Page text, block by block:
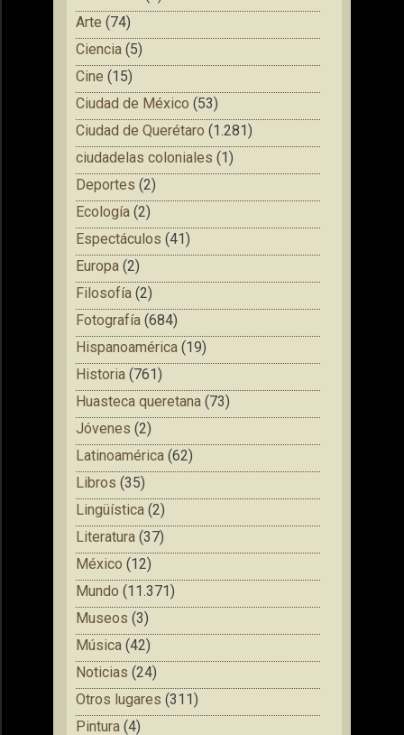
Arte (74)
Ciencia (5)
Cine (15)
Ciudad de México (53)
Ciudad de Querétaro (1.281)
ciudadelas coloniales (1)
Deportes (2)
Ecología (2)
Espectáculos (41)
Europa (2)
Filosofía (2)
Fotografía (684)
Hispanoamérica (19)
Historia (761)
Huasteca queretana (73)
Jóvenes (2)
Latinoamérica (62)
Libros (35)
Lingüística (2)
Literatura (37)
México (12)
Mundo (11.371)
Museos (3)
Música (42)
Noticias (24)
Otros lugares (311)
Pintura (4)